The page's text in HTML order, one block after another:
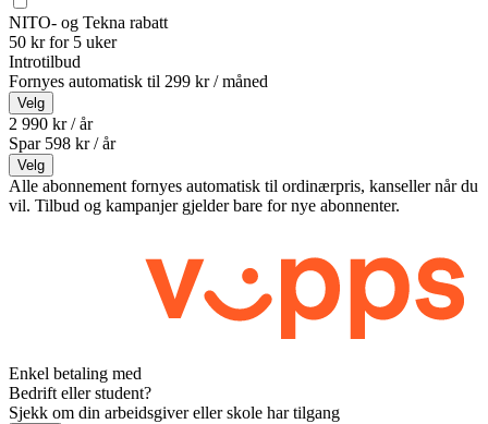
NITO- og Tekna rabatt
50 kr for 5 uker
Introtilbud
Fornyes automatisk til 299 kr / måned
Velg
2 990 kr / år
Spar 598 kr /år
Velg
Alle abonnement fornyes automatisk til ordinærpris, kanseller når du
vil. Tilbud og kampanjer gjelder bare for nye abonnenter.
Enkel betaling med
Bedrift eller student?
Sjekk om din arbeidsgiver eller skole har tilgang